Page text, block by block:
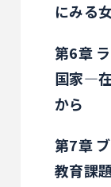
にみる
第6章
国家―
から
第7章
教育課